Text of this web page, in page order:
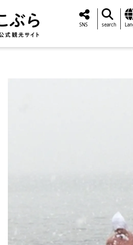
SNS search